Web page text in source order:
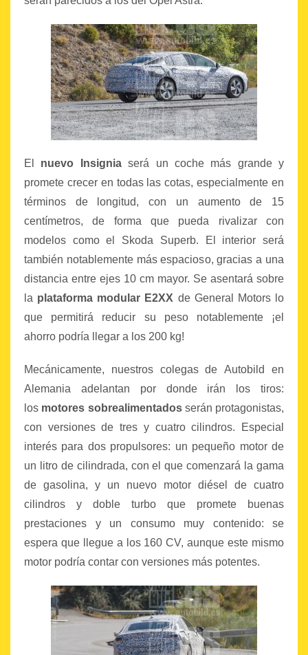
El nuevo Insigniaserá un coche más grande y
promete crecer en todas las cotas, especialmente en
términos de longitud, con un aumento de 15
centímetros, de forma que pueda rivalizar con
modelos como el Skoda Superb. El interior será
también notablemente más espacioso, gracias a una
distancia entre ejes 10 cm mayor. Se asentará sobre
la plataforma modular E2XX de General Motors lo
que permitirá reducir su peso notablemente ¡el
ahorro podría llegar a los 200 kg!
Mecánicamente, nuestros colegas de Autobild en
Alemania adelantan por donde irán los tiros:
los motores sobrealimentadosserán protagonistas,
con versiones de tres y cuatro cilindros. Especial
interés para dos propulsores: un pequeño motor de
un litro de cilindrada, con el que comenzará la gama
de gasolina, y un nuevo motor diésel de cuatro
cilindros y doble turbo que promete buenas
prestaciones y un consumo muy contenido: se
espera que llegue a los 160 CV, aunque este mismo
motor podría contar con versiones más potentes.